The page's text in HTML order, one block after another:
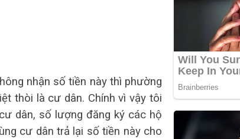
nhận số tiền này thì phường
thòi là cư dân. Chính vì vậy tôi
dân, số lượng đăng ký các hộ
cư dân trả lại số tiền này cho